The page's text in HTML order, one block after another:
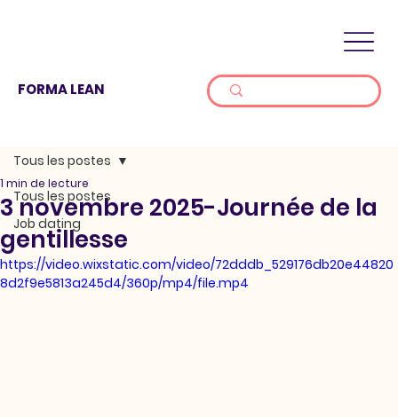
FORMA LEAN
Tous les postes
Job dating
Tous les postes
3 novembre 2025-Journée de la
gentillesse
1 min de lecture
https://video.wixstatic.com/video/72dddb_529176db20e44820
8d2f9e5813a245d4/360p/mp4/file.mp4